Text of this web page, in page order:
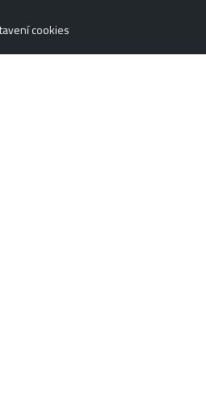
cookies